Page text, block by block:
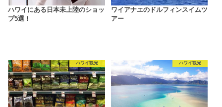
ハワイにある日本未上陸のショッ
プ5選！
ワイアナエのドルフィンスイムツ
アー
ハワイ観光 ハワイ観光